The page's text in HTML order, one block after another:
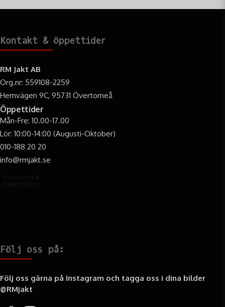
Kontakt & öppettider
RM Jakt AB
Org.nr: 559108-2259
Hemvägen 9C, 95731 Övertorneå
Öppettider
Mån-Fre: 10.00-17.00
Lör: 10:00-14:00 (Augusti-Oktober)
010-188 20 20
info@rmjakt.se
Följ oss på:
Följ oss gärna på Instagram och tagga oss i dina bilder
@RMjakt